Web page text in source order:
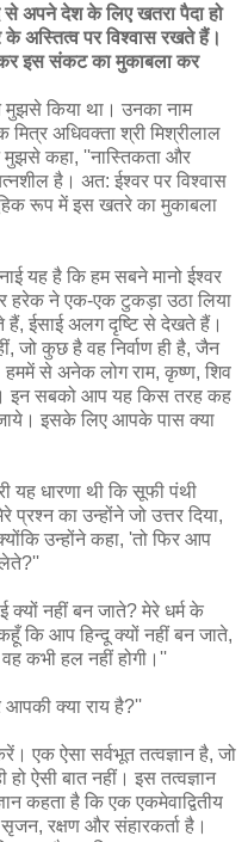
से अपने देश के लिए खतरा पैदा हो
के अस्तित्व पर विश्वास रखते हैं।
इस संकट का मुकाबला कर
किया था। उनका नाम
अधिवक्ता श्री मिश्रीलाल
मुझसे कहा, ''नास्तिकता और
है। अत: ईश्वर पर विश्वास
रूप में इस खतरे का मुकाबला
यह है कि हम सबने मानो ईश्वर
ने एक-एक टुकड़ा उठा लिया
ईसाई अलग दृष्टि से देखते हैं।
जो कुछ है वह निर्वाण ही है, जैन
से अनेक लोग राम, कृष्ण, शिव
इन सबको आप यह किस तरह कह
जाये। इसके लिए आपके पास क्या
धारणा थी कि सूफी पंथी
का उन्होंने जो उत्तर दिया,
उन्होंने कहा, 'तो फिर आप
लेते?''
नहीं बन जाते? मेरे धर्म के
कि आप हिन्दू क्यों नहीं बन जाते,
कभी हल नहीं होगी।''
आपकी क्या राय है?''
एक ऐसा सर्वभूत तत्वज्ञान है, जो
ऐसी बात नहीं। इस तत्वज्ञान
कहता है कि एक एकमेवाद्वितीय
रक्षण और संहारकर्ता है।